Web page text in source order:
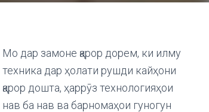
Мо дар замоне қарор дорем, ки илму
техника дар ҳолати рушди кайҳони
қарор дошта, ҳаррӯз технологияҳои
нав ба нав ва барномаҳои гуногун